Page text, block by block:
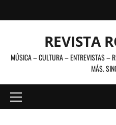
al
REVISTA
MÚSICA – CULTURA – ENTREVISTAS –
MÁS.
Menú